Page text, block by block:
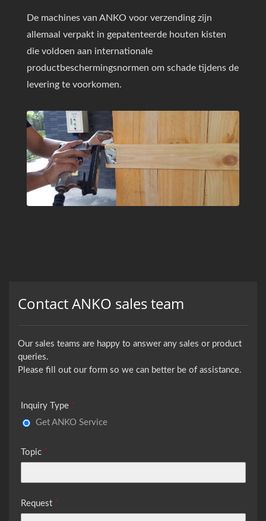
De machines van ANKO voor verzending zijn
allemaal verpakt in gepatenteerde houten kisten
die voldoen aan internationale
productbeschermingsnormen om schade tijdens de
levering te voorkomen.